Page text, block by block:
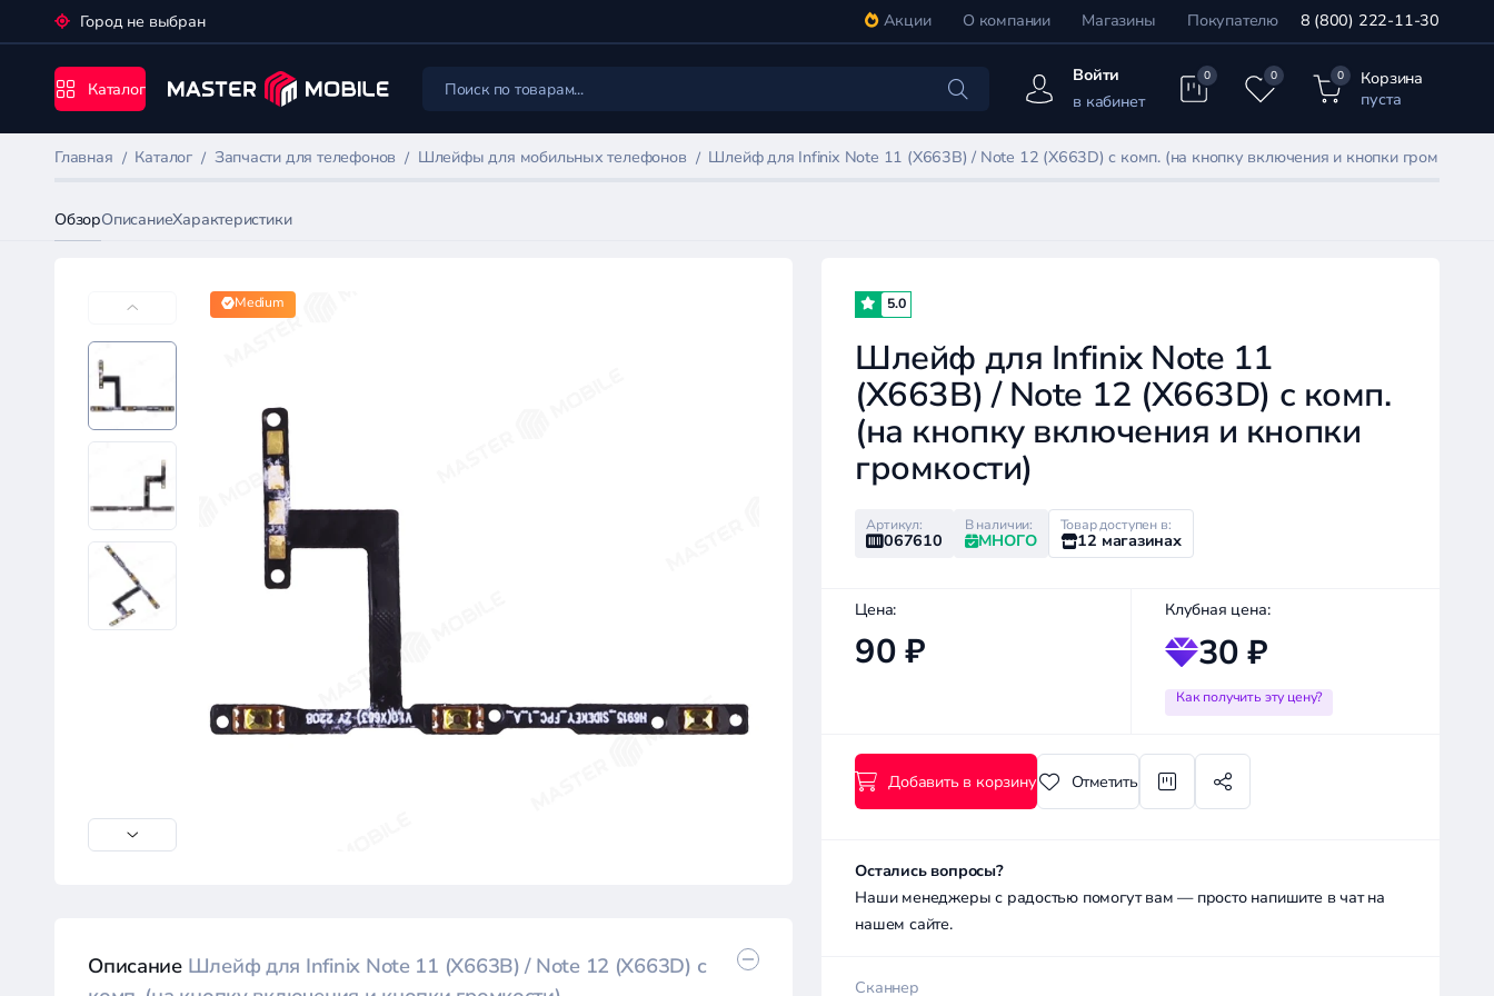
Город не выбран Акции О компании Магазины Покупателю 8 (800) 222-11-30
Каталог
Войти
в кабинет
0 0 0
Корзина
пуста
Главная Каталог Запчасти для телефонов Шлейфы для мобильных телефонов Шлейф для Infinix Note 11 (X663B) / Note 12 (X663D) с комп. (на кнопку включения и кнопки громкости)
ОбзорОписаниеХарактеристики
Medium
Описание Шлейф для Infinix Note 11 (X663B) / Note 12 (X663D) с
5.0
Шлейф для Infinix Note 11
(X663B) / Note 12 (X663D) с комп.
(на кнопку включения и кнопки
громкости)
Артикул:
067610
В наличии:
МНОГО
Товар доступен в:
12 магазинах
Цена:
90 ₽
Клубная цена:
30 ₽
Как получить эту цену?
Добавить в корзину Отметить
Остались вопросы?
Наши менеджеры с радостью помогут вам — просто напишите в чат на
нашем сайте.
Сканнер